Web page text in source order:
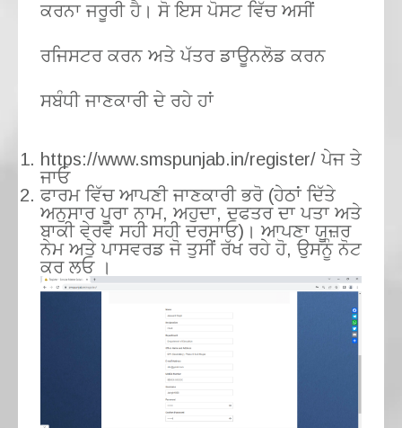
ਕਰਨਾ ਜਰੂਰੀ ਹੈ। ਸੋ ਇਸ ਪੋਸਟ ਵਿੱਚ ਅਸੀਂ
ਰਜਿਸਟਰ ਕਰਨ ਅਤੇ ਪੱਤਰ ਡਾਊਨਲੋਡ ਕਰਨ
ਸਬੰਧੀ ਜਾਣਕਾਰੀ ਦੇ ਰਹੇ ਹਾਂ
https://www.smspunjab.in/register/ ਪੇਜ ਤੇ
ਜਾਓ
ਫਾਰਮ ਵਿੱਚ ਆਪਣੀ ਜਾਣਕਾਰੀ ਭਰੋ (ਹੇਠਾਂ ਦਿੱਤੇ
ਅਨੁਸਾਰ ਪੂਰਾ ਨਾਮ, ਅਹੁਦਾ, ਦਫਤਰ ਦਾ ਪਤਾ ਅਤੇ
ਬਾਕੀ ਵੇਰਵੇ ਸਹੀ ਸਹੀ ਦਰਸਾਓ)। ਆਪਣਾ ਯੂਜ਼ਰ
ਨੇਮ ਅਤੇ ਪਾਸਵਰਡ ਜੋ ਤੁਸੀਂ ਰੱਖ ਰਹੇ ਹੋ, ਉਸਨੂੰ ਨੋਟ
ਕਰ ਲਓ ।